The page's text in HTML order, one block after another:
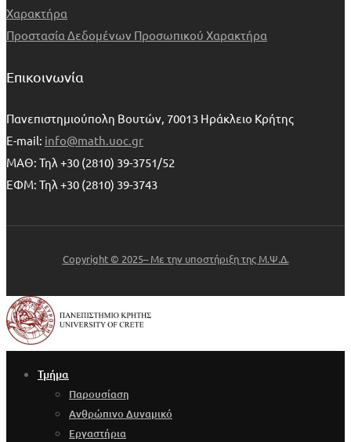
Χαρακτήρα
Προστασία Δεδομένων Προσωπικού Χαρακτήρα
Επικοινωνία
Πανεπιστημιούπολη Βουτών, 70013 Ηράκλειο Κρήτης
E-mail: info@math.uoc.gr
ΜΑΘ: Τηλ +30 (2810) 39-3751/52
ΕΦΜ: Τηλ +30 (2810) 39-3743
Copyright © 2025– Με την υποστήριξη της Μ.Ψ.Δ.
Τμήμα
Παρουσίαση
Ανθρώπινο Δυναμικό
Εργαστήρια